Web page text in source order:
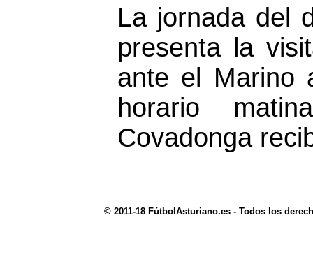
La jornada del
presenta la
ante el Marino
horario
Covadonga
© 2011-18 FútbolAsturiano.es - Todos los